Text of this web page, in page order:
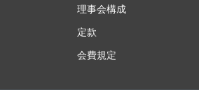
理事会構成
定款
会費規定